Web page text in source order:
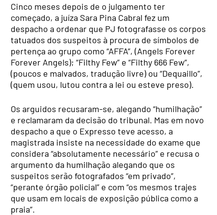
Cinco meses depois de o julgamento ter
começado, a juíza Sara Pina Cabral fez um
despacho a ordenar que PJ fotografasse os corpos
tatuados dos suspeitos à procura de símbolos de
pertença ao grupo como “AFFA”, (Angels Forever
Forever Angels); “Filthy Few” e “Filthy 666 Few”,
(poucos e malvados, tradução livre) ou “Dequaillo”,
(quem usou, lutou contra a lei ou esteve preso).
Os arguidos recusaram-se, alegando “humilhação”
e reclamaram da decisão do tribunal. Mas em novo
despacho a que o Expresso teve acesso, a
magistrada insiste na necessidade do exame que
considera “absolutamente necessário” e recusa o
argumento da humilhação alegando que os
suspeitos serão fotografados “em privado”,
“perante órgão policial” e com “os mesmos trajes
que usam em locais de exposição pública como a
praia”.